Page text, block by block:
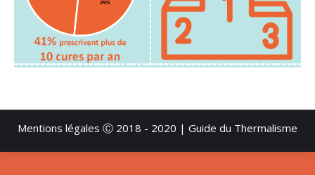
Mentions légales Ⓒ 2018 - 2020 | Guide du Thermalisme